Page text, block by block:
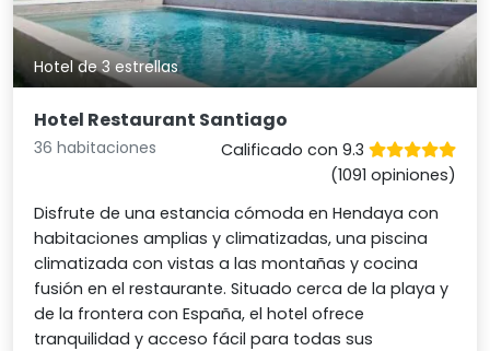
Hotel de 3 estrellas
Hotel Restaurant Santiago
36 habitaciones
Calificado con 9.3
(1091 opiniones)
Disfrute de una estancia cómoda en Hendaya con
habitaciones amplias y climatizadas, una piscina
climatizada con vistas a las montañas y cocina
fusión en el restaurante. Situado cerca de la playa y
de la frontera con España, el hotel ofrece
tranquilidad y acceso fácil para todas sus